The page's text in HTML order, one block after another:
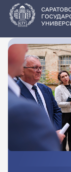
основному
содержанию